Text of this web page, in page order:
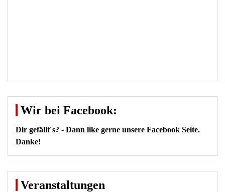
Wir bei Facebook:
Dir gefällt´s? - Dann like gerne unsere Facebook Seite.
Danke!
Veranstaltungen